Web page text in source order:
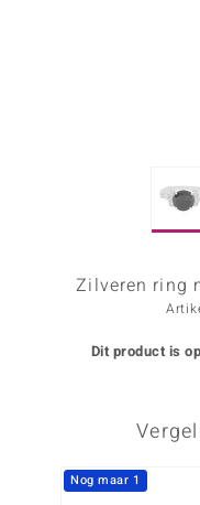
Zilveren ring
Dit product is
Nog maar 1